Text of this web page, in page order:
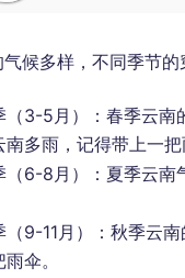
候多样，不同季节的
（3-5月）：春季云南
南多雨，记得带上一把
（6-8月）：夏季云南
（9-11月）：秋季云
伞。